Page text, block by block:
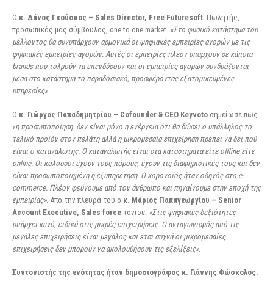
Ο κ. Δάνος Γκούσκος – Sales Director, Free Futuresoft: Πωλητής,
προσωπικός μας σύμβουλος, one to one market. «Στο φυσικό κατάστημα του
μέλλοντος θα συνυπάρχουν αρμονικά οι ψηφιακές εμπειρίες αγορών με τις
ψηφιακές εμπειρίες αγορών. Αυτές οι εμπειρίες πλέον υπάρχουν σε κάποια
brands που τολμούν να επενδύσουν και οι εμπειρίες αγορών συνδυάζονται
μέσα στο κατάστημα το παραδοσιακό, προσφέροντας εξατομικευμένες
υπηρεσίες».
Ο κ. Γιώργος Παπαδημητρίου – Cofounder & CEO Keyvoto σημείωσε πως
«η προσωποποίηση δεν είναι μόνο η ενέργεια ότι θα δώσει ο υπάλληλος το
τελικό προϊόν στον πελάτη αλλά η μικρομεσαία επιχείρηση πρέπει να δει πού
είναι ο καταναλωτής. Ο καταναλωτής είναι στα καταστήματα είτε offline είτε
online. Οι κολοσσοί έχουν τους πόρους, έχουν τις διαφημιστικές τους και δεν
είναι προσωποποιημένη η εξυπηρέτηση. Ο κορονοϊός ήταν οδηγός στο e-
commerce. Πλέον φεύγουμε από τον άνθρωπο και πηγαίνουμε στην εποχή της
εμπειρίας». Από την πλευρά του ο κ. Μάριος Παπαγεωργίου – Senior
Account Executive, Sales force τόνισε: «Στις ψηφιακές δεξιότητες
υπάρχει κενό, ειδικά στις μικρές επιχειρήσεις. Ο ανταγωνισμός από τις
μεγάλες επιχειρήσεις είναι μεγάλος και έτσι συχνά οι μικρομεσαίες
επιχειρήσεις δεν μπορούν να ακολουθήσουν τις εξελίξεις».
Συντονιστής της ενότητας ήταν δημοσιογράφος κ. Γιάννης Φώσκολος.